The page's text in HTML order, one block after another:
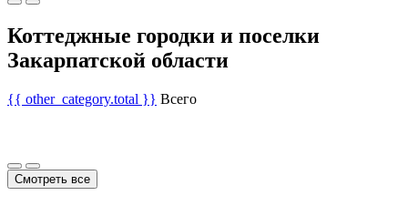
Коттеджные городки и поселки
Закарпатской области
{{ other_category.total }} Всего
Смотреть все